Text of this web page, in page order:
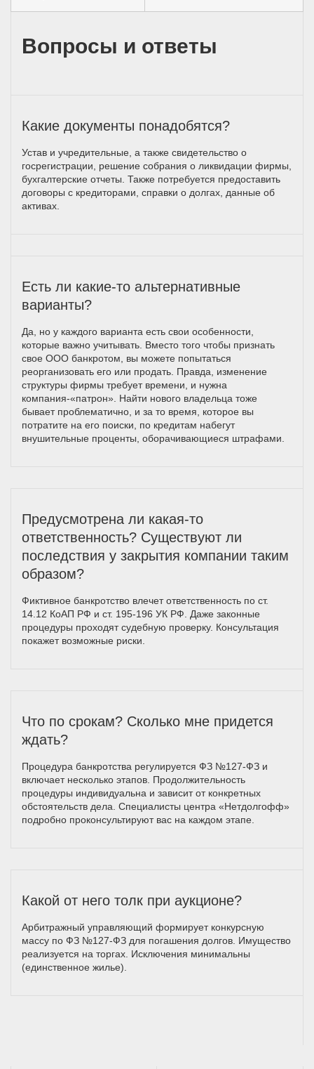
Вопросы и ответы
Какие документы понадобятся?
Устав и учредительные, а также свидетельство о
госрегистрации, решение собрания о ликвидации фирмы,
бухгалтерские отчеты. Также потребуется предоставить
договоры с кредиторами, справки о долгах, данные об
активах.
Есть ли какие-то альтернативные
варианты?
Да, но у каждого варианта есть свои особенности,
которые важно учитывать. Вместо того чтобы признать
свое ООО банкротом, вы можете попытаться
реорганизовать его или продать. Правда, изменение
структуры фирмы требует времени, и нужна
компания-«патрон». Найти нового владельца тоже
бывает проблематично, и за то время, которое вы
потратите на его поиски, по кредитам набегут
внушительные проценты, оборачивающиеся штрафами.
Предусмотрена ли какая-то
ответственность? Существуют ли
последствия у закрытия компании таким
образом?
Фиктивное банкротство влечет ответственность по ст.
14.12 КоАП РФ и ст. 195-196 УК РФ. Даже законные
процедуры проходят судебную проверку. Консультация
покажет возможные риски.
Что по срокам? Сколько мне придется
ждать?
Процедура банкротства регулируется ФЗ №127-ФЗ и
включает несколько этапов. Продолжительность
процедуры индивидуальна и зависит от конкретных
обстоятельств дела. Специалисты центра «Нетдолгофф»
подробно проконсультируют вас на каждом этапе.
Какой от него толк при аукционе?
Арбитражный управляющий формирует конкурсную
массу по ФЗ №127-ФЗ для погашения долгов. Имущество
реализуется на торгах. Исключения минимальны
(единственное жилье).